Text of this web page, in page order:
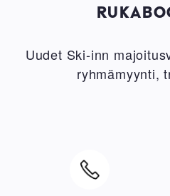
Uudet Ski-inn
ryhmämyynti,
Image